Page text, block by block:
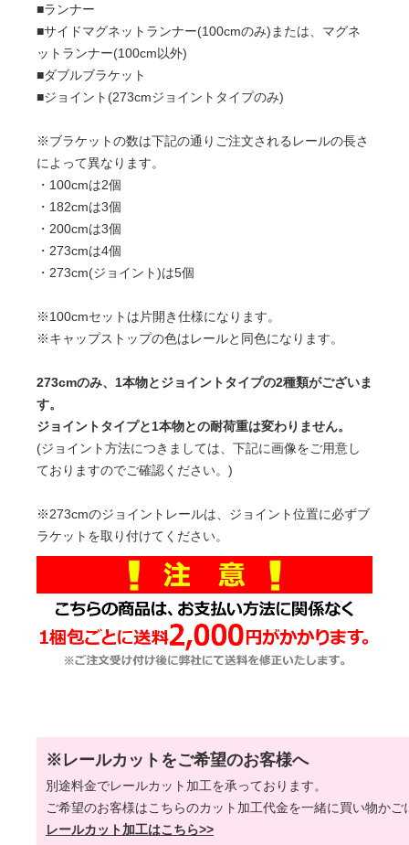
■ランナー
■サイドマグネットランナー(100cmのみ)または、マグネ
ットランナー(100cm以外)
■ダブルブラケット
■ジョイント(273cmジョイントタイプのみ)
※ブラケットの数は下記の通りご注文されるレールの長さ
によって異なります。
・100cmは2個
・182cmは3個
・200cmは3個
・273cmは4個
・273cm(ジョイント)は5個
※100cmセットは片開き仕様になります。
※キャップストップの色はレールと同色になります。
273cmのみ、1本物とジョイントタイプの2種類がございま
す。
ジョイントタイプと1本物との耐荷重は変わりません。
(ジョイント方法につきましては、下記に画像をご用意し
ておりますのでご確認ください。)
※273cmのジョイントレールは、ジョイント位置に必ずブ
ラケットを取り付けてください。
※レールカットをご希望のお客様へ
別途料金でレールカット加工を承っております。
ご希望のお客様はこちらのカット加工代金を一緒に買い物か
レールカット加工はこちら>>